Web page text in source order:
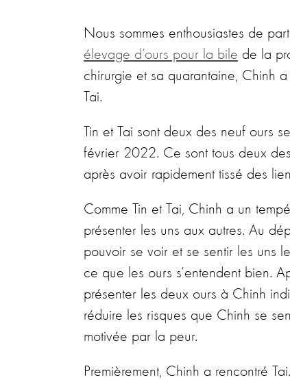
Nous sommes enthousiastes de
élevage d’ours pour la bile de la
chirurgie et sa quarantaine, Chinh
Tai.
Tin et Tai sont deux des neuf ours
février 2022. Ce sont tous deux
après avoir rapidement tissé des
Comme Tin et Tai, Chinh a un
présenter les uns aux autres. Au
pouvoir se voir et se sentir les uns
ce que les ours s’entendent bien.
présenter les deux ours à Chinh
réduire les risques que Chinh se
motivée par la peur.
Premièrement, Chinh a rencontré